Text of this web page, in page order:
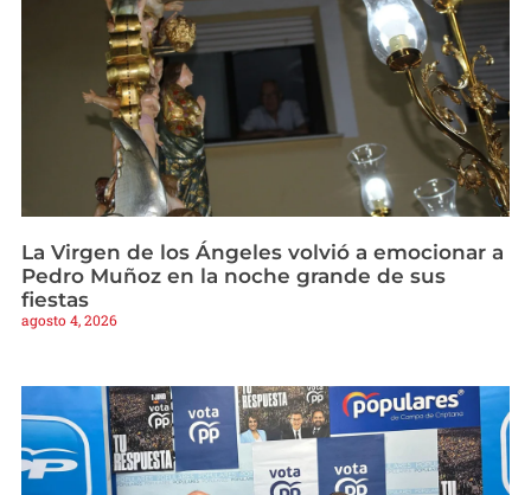
La Virgen de los Ángeles volvió a emocionar a
Pedro Muñoz en la noche grande de sus
fiestas
agosto 4, 2026